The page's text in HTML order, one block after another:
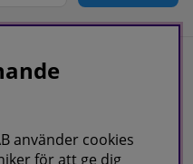
använder cookies
för att ge dig